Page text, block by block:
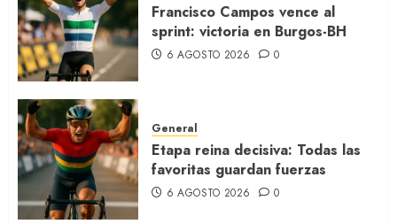
Francisco Campos vence al
sprint: victoria en Burgos-BH
6 AGOSTO 2026 0
General
Etapa reina decisiva: Todas las
favoritas guardan fuerzas
6 AGOSTO 2026 0